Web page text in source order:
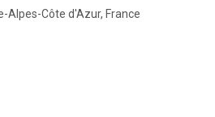
Alpes-Côte d'Azur, France